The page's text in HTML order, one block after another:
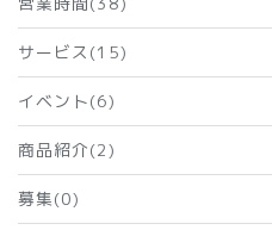
サービス(15)
イベント(6)
商品紹介(2)
募集(0)